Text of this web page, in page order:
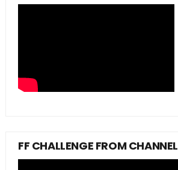
FF CHALLENGE FROM CHANNEL